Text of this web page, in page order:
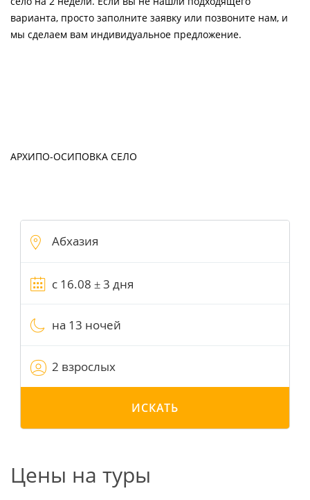
варианта, просто заполните заявку или позвоните нам, и
мы сделаем вам индивидуальное предложение.
АРХИПО-ОСИПОВКА СЕЛО
на 13 ночей
2 взрослых
ИСКАТЬ
Цены на туры